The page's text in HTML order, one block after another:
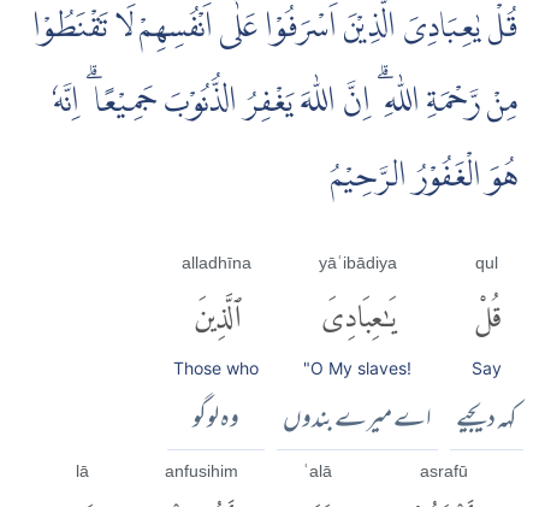
قُلْ يٰعِبَادِىَ الَّذِيْنَ اَسْرَفُوْا عَلٰۤى اَنْفُسِهِمْ لَا تَقْنَطُوْا
مِنْ رَّحْمَةِ اللّٰهِ ۗ اِنَّ اللّٰهَ يَغْفِرُ الذُّنُوْبَ جَمِيْعًا ۗ اِنَّهٗ
هُوَ الْغَفُوْرُ الرَّحِيْمُ
qul
قُلْ
Say
کہہ دیجیے
yāʿibādiya
يَٰعِبَادِىَ
"O My slaves!
اے میرے بندوں
alladhīna
ٱلَّذِينَ
Those who
وہ لوگو
asrafū
ʿalā
anfusihim
lā